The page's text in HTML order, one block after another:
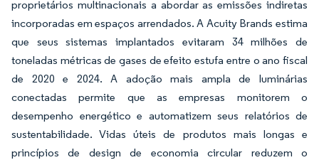
proprietários multinacionais a abordar as emissões indiretas
incorporadas em espaços arrendados. A Acuity Brands estima
que seus sistemas implantados evitaram 34 milhões de
toneladas métricas de gases de efeito estufa entre o ano fiscal
de 2020 e 2024. A adoção mais ampla de luminárias
conectadas permite que as empresas monitorem o
desempenho energético e automatizem seus relatórios de
sustentabilidade. Vidas úteis de produtos mais longas e
princípios de design de economia circular reduzem o